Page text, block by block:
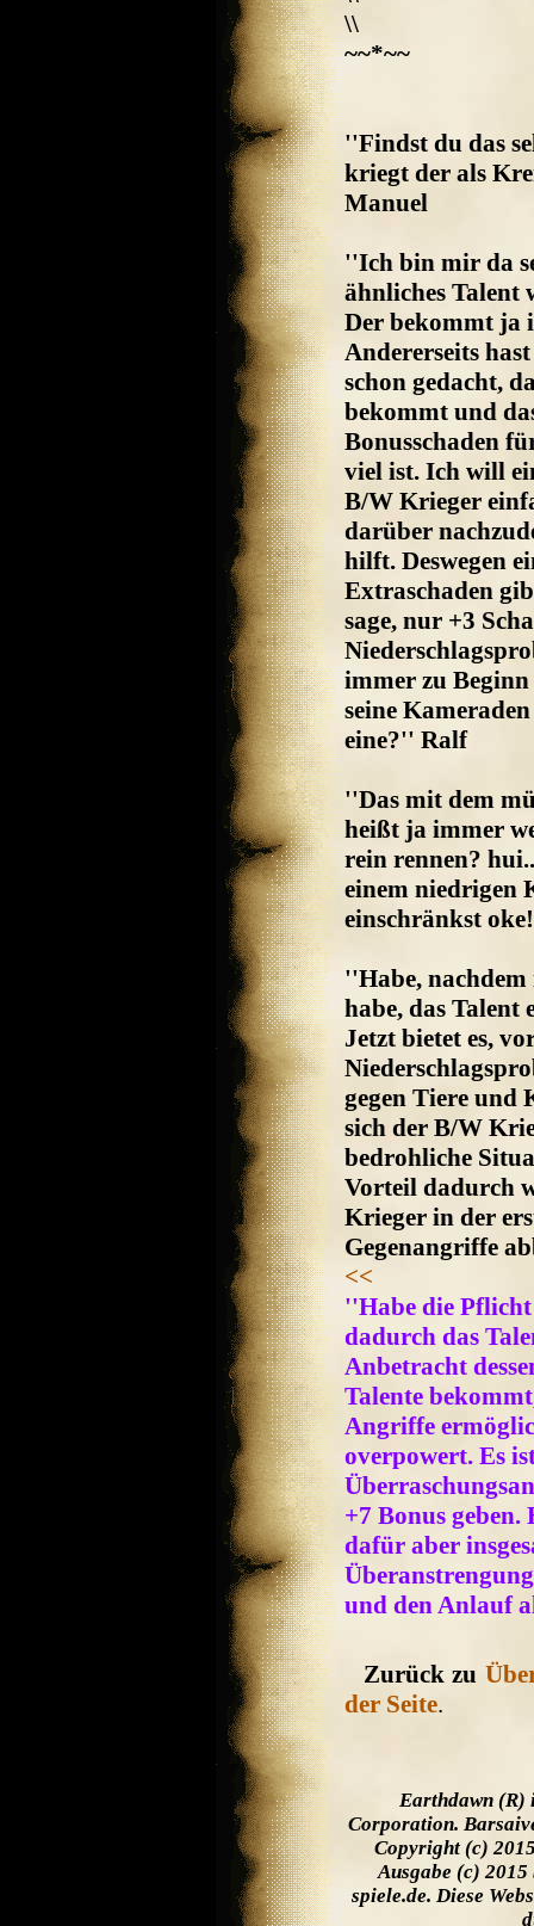
\\
~~*~~
''Findst du das
kriegt der als
Manuel
''Ich bin mir da
ähnliches Talent
Der bekommt ja
Andererseits
schon gedacht,
bekommt und
Bonusschaden
viel ist. Ich will
B/W Krieger
darüber
hilft. Deswegen
Extraschaden
sage, nur +3
immer zu Beginn
seine
eine?'' Ralf
''Das mit dem
heißt ja immer
rein rennen?
einem niedrigen
einschränkst
''Habe,
habe, das Talent
Jetzt bietet es,
gegen Tiere und
sich der B/W
bedrohliche
Vorteil dadurch
Krieger in der
Gegenangriffe
<<
''Habe die
dadurch das
Anbetracht
Talente
Angriffe
overpowert. Es
+7 Bonus geben.
dafür aber
und den Anlauf
Zurück zu
der Seite.
Earthdawn (R)
Corporation.
Copyright (c)
Ausgabe (c) 2015
spiele.de. Diese